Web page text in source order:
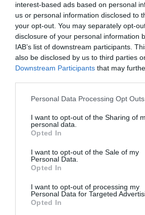
interest-based ads based on personal
us or personal information disclosed to
your opt-out. You may separately opt-
disclosure of your personal information
IAB’s list of downstream participants.
also be disclosed by us to third parties
Downstream Participants that may
Please note that this website/app uses
not limited to your visit or usage
grant or deny consent to Google and its
use your data for below specified
consent section.
Personal Data Processing Opt Outs
I want to opt-out of the Sharing of
personal data.
Opted In
I want to opt-out of the Sale of my
Personal Data.
Opted In
I want to opt-out of processing my
Personal Data for Targeted
Opted In
veto del disordine
6 Agosto 2026
La Camera boccia il patentino
Montecitorio: palo